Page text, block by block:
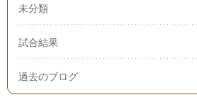
未分類
試合結果
過去のブログ